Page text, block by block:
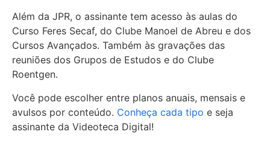
Além da JPR, o assinante tem acesso às aulas do
Curso Feres Secaf, do Clube Manoel de Abreu e dos
Cursos Avançados. Também às gravações das
reuniões dos Grupos de Estudos e do Clube
Roentgen.
Você pode escolher entre planos anuais, mensais e
avulsos por conteúdo. Conheça cada tipo e seja
assinante da Videoteca Digital!